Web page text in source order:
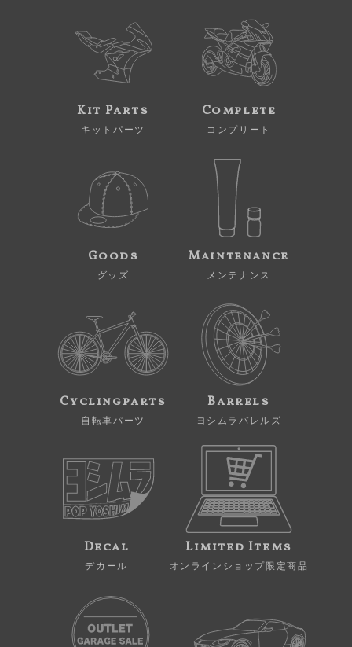
Kit Parts
キットパーツ
Complete
コンプリート
Goods
グッズ
Maintenance
メンテナンス
Cyclingparts
自転車パーツ
Barrels
ヨシムラバレルズ
Decal
デカール
Limited Items
オンラインショップ限定商品